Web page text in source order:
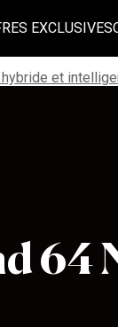
EXCLUSIVES
et
64